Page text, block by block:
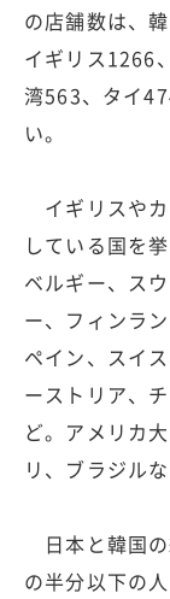
の店舗数は、
イギリス1266
湾563、タイ
い。
イギリスや
している国を
ベルギー、ス
ー、フィンラ
ペイン、スイ
ーストリア、
ど。アメリカ
リ、ブラジルな
日本と韓国
の半分以下の